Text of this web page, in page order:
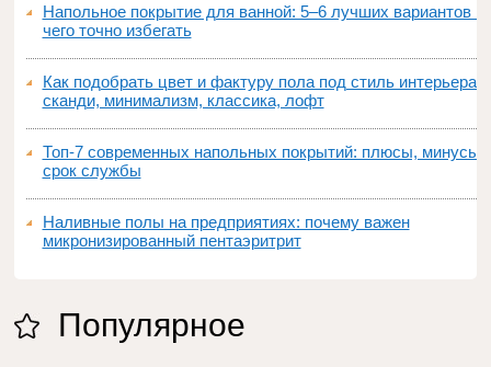
Напольное покрытие для ванной: 5–6 лучших вариантов и
чего точно избегать
Как подобрать цвет и фактуру пола под стиль интерьера:
сканди, минимализм, классика, лофт
Топ‑7 современных напольных покрытий: плюсы, минусы,
срок службы
Наливные полы на предприятиях: почему важен
микронизированный пентаэритрит
Популярное